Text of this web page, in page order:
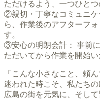
ただけるよう、一つひとつ
②親切・丁寧なコミュニ
ら、作業後のアフターフ
す。
③安心の明朗会計： 事前
ただいてから作業を開始い
「こんな小さなこと、頼
迷われた時こそ、私たちの
広島の街を元気に、そし